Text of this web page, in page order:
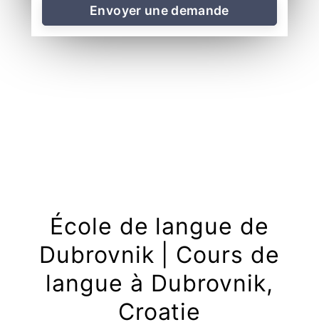
Envoyer une demande
École de langue de
Dubrovnik | Cours de
langue à Dubrovnik,
Croatie